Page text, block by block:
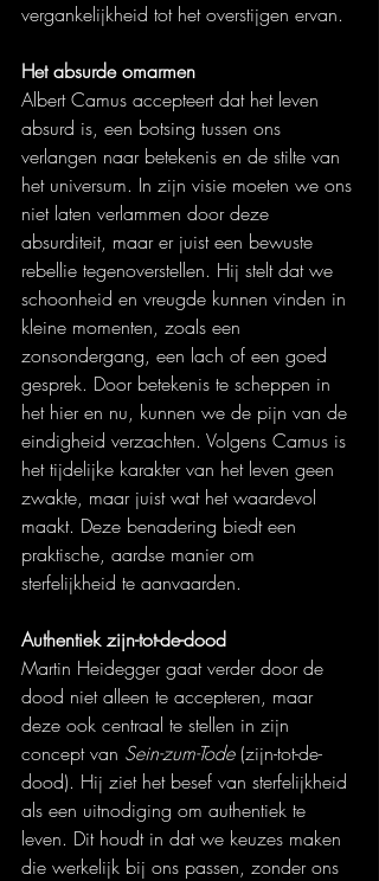
vergankelijkheid tot het overstijgen ervan.
Het absurde omarmen
Albert Camus accepteert dat het leven
absurd is, een botsing tussen ons
verlangen naar betekenis en de stilte van
het universum. In zijn visie moeten we ons
niet laten verlammen door deze
absurditeit, maar er juist een bewuste
rebellie tegenoverstellen. Hij stelt dat we
schoonheid en vreugde kunnen vinden in
kleine momenten, zoals een
zonsondergang, een lach of een goed
gesprek. Door betekenis te scheppen in
het hier en nu, kunnen we de pijn van de
eindigheid verzachten. Volgens Camus is
het tijdelijke karakter van het leven geen
zwakte, maar juist wat het waardevol
maakt. Deze benadering biedt een
praktische, aardse manier om
sterfelijkheid te aanvaarden.
Authentiek zijn-tot-de-dood
Martin Heidegger gaat verder door de
dood niet alleen te accepteren, maar
deze ook centraal te stellen in zijn
concept van Sein-zum-Tode (zijn-tot-de-
dood). Hij ziet het besef van sterfelijkheid
als een uitnodiging om authentiek te
leven. Dit houdt in dat we keuzes maken
die werkelijk bij ons passen, zonder ons